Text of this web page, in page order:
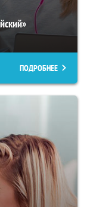
ПОДРОБНЕЕ